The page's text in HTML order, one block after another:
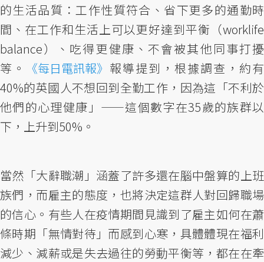
的生活品質：工作性質符合、省下更多的通勤時
間、在工作和生活上可以更好達到平衡（worklife
balance）、吃得更健康、不會被其他同事打擾
等。
《每日電訊報》 報導提到，根據調查，約有
40%的英國人不想回到全勤工作，因為這「不利於
他們的心理健康」——這個數字在35歲的族群以
下，上升到50%。
當然「大辭職潮」涵蓋了許多還在腦中盤算的上班
族們，而雇主的態度，也將決定這群人對回歸職場
的信心。有些人在疫情期間見識到了雇主如何在蕭
條時期「無情對待」而感到心寒，具體體現在福利
減少、減薪或是失去過往的勞動平衡等，都在在牽